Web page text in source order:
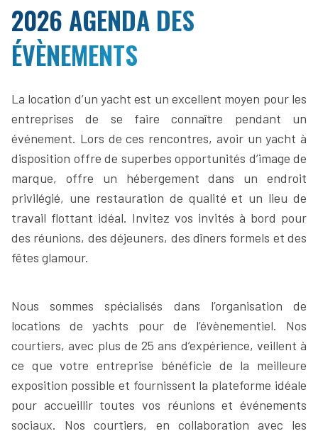
2026 AGENDA DES
ÉVÈNEMENTS
La location d’un yacht est un excellent moyen pour les
entreprises de se faire connaître pendant un
événement. Lors de ces rencontres, avoir un yacht à
disposition offre de superbes opportunités d’image de
marque, offre un hébergement dans un endroit
privilégié, une restauration de qualité et un lieu de
travail flottant idéal. Invitez vos invités à bord pour
des réunions, des déjeuners, des dîners formels et des
fêtes glamour.
Nous sommes spécialisés dans l’organisation de
locations de yachts pour de l’évènementiel. Nos
courtiers, avec plus de 25 ans d’expérience, veillent à
ce que votre entreprise bénéficie de la meilleure
exposition possible et fournissent la plateforme idéale
pour accueillir toutes vos réunions et événements
sociaux. Nos courtiers, en collaboration avec les